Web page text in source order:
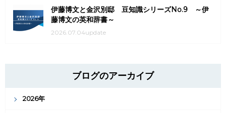
伊藤博文と金沢別邸 豆知識シリーズNo.9 ～伊
藤博文の英和辞書～
2026.07.04update
ブログのアーカイブ
2026年